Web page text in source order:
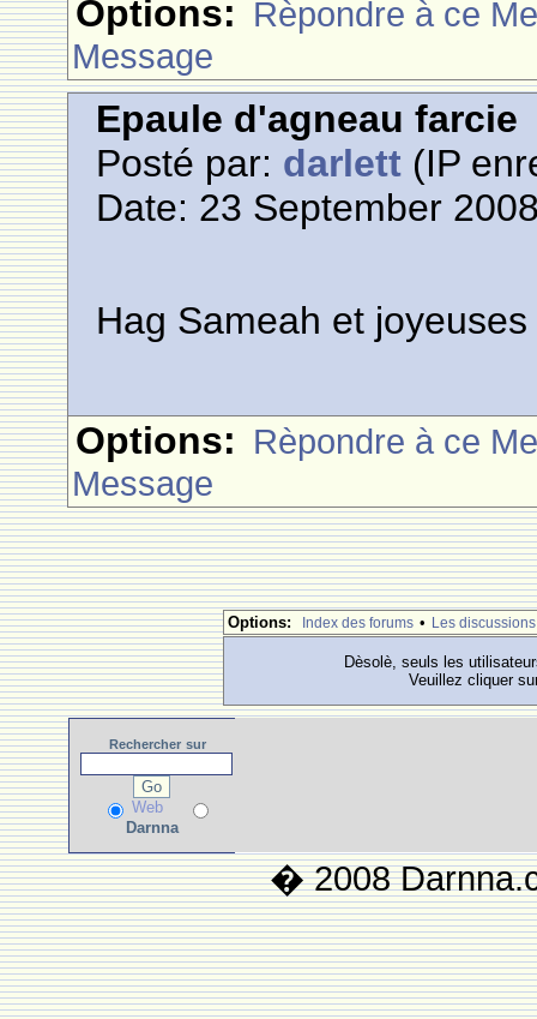
Options: Rèpondre à ce
Message
Epaule d'agneau farcie
Posté par: darlett (IP
Date: 23 September
Hag Sameah et
Options: Rèpondre à ce
Message
Options: Index des forums • Les discussions
Dèsolè, seuls les
Veuillez cliquer
Rechercher sur
Web
Darnna
� 2008